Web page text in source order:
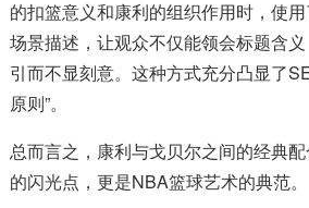
的扣篮意义和康利的组织作用时，使用
场景描述，让观众不仅能领会标题含
引而不显刻意。这种方式充分凸显了
原则”。
总而言之，康利与戈贝尔之间的经典
的闪光点，更是NBA篮球艺术的典范。